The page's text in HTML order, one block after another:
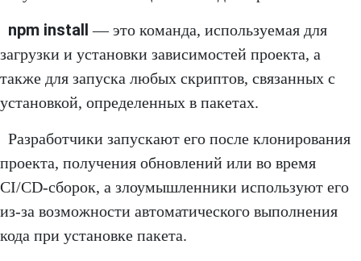
npm install — это команда, используемая для
загрузки и установки зависимостей проекта, а
также для запуска любых скриптов, связанных с
установкой, определенных в пакетах.
Разработчики запускают его после клонирования
проекта, получения обновлений или во время
CI/CD-сборок, а злоумышленники используют его
из-за возможности автоматического выполнения
кода при установке пакета.